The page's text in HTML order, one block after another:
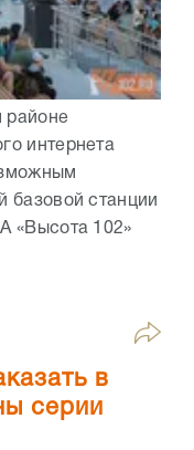
районе
интернета
базовой станции
«Высота 102»
в
серии